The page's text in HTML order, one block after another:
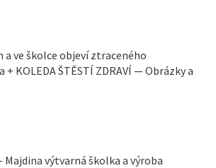
a ve školce objeví ztraceného
ŠTĚSTÍ ZDRAVÍ — Obrázky a
výtvarná školka a výroba